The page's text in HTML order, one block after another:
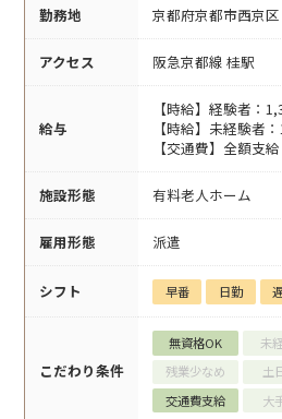
勤務地 京都府京都市西京区
アクセス 阪急京都線 桂駅
給与
【時給】経験者：
【時給】未経験者
【交通費】全額支給
施設形態 有料老人ホーム
雇用形態 派遣
シフト 早番 日勤
こだわり条件
無資格OK
未
残業少なめ
土
交通費支給
大